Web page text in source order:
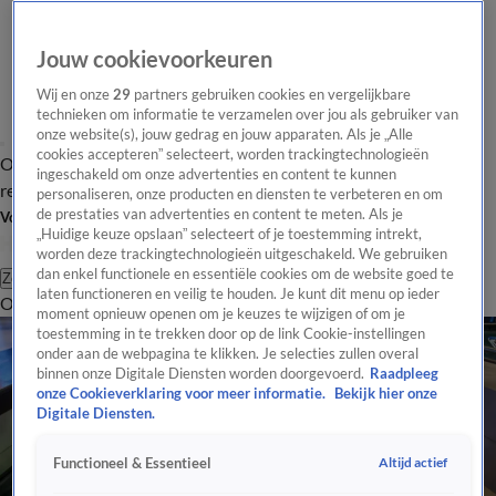
Overzicht Laatste nieuws Regionieuws Het beste van Hart
Tip de
redactie
Volg Hart van Nederland
Zoeken
OverzichtRegioUitzendingenWeerTip de redactiePanelVideo's
Jouw cookievoorkeuren
Wij en onze29 partners gebruiken cookies en vergelijkbare
technieken om informatie te verzamelen over jou als gebruiker van
onze website(s), jouw gedrag en jouw apparaten. Als je „Alle
cookies accepteren” selecteert, worden trackingtechnologieën
ingeschakeld om onze advertenties en content te kunnen
personaliseren, onze producten en diensten te verbeteren en om
de prestaties van advertenties en content te meten. Als je
„Huidige keuze opslaan” selecteert of je toestemming intrekt,
worden deze trackingtechnologieën uitgeschakeld. We gebruiken
dan enkel functionele en essentiële cookies om de website goed te
laten functioneren en veilig te houden. Je kunt dit menu op ieder
moment opnieuw openen om je keuzes te wijzigen of om je
toestemming in te trekken door op de link Cookie-instellingen
onder aan de webpagina te klikken. Je selecties zullen overal
binnen onze Digitale Diensten worden doorgevoerd. Raadpleeg
onze Cookieverklaring voor meer informatie.
Bekijk hier onze
Digitale Diensten.
Functioneel & Essentieel Altijd actief